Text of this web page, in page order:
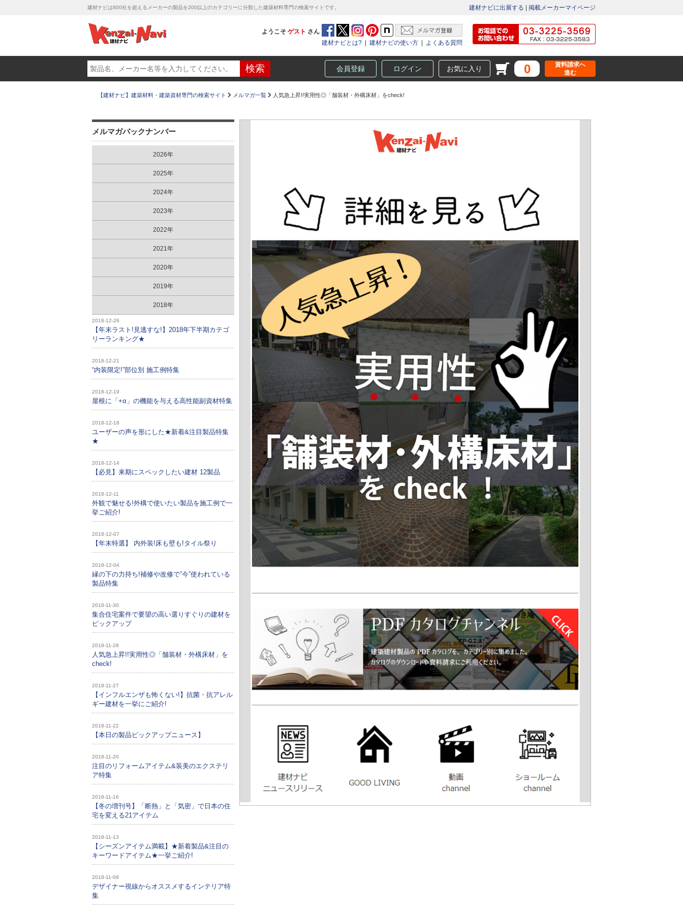
建材ナビは800社を超えるメーカーの製品を200以上のカテゴリーに分類した建築材料専門の検索サイトです。 建材ナビに出展する 掲載メーカーマイページ
ようこそ ゲスト さん
建材ナビとは?
建材ナビの使い方 よくある質問
会員登録 ログイン お気に入り 0
資料請求へ
進む
【建材ナビ】建築材料・建築資材専門の検索サイト メルマガ一覧 人気急上昇!!実用性◎「舗装材・外構床材」をcheck!
メルマガバックナンバー
2026年
2025年
2024年
2023年
2022年
2021年
2020年
2019年
2018年
2018-12-26
【年末ラスト!見逃すな!】2018年下半期カテゴ
リーランキング★
2018-12-21
“内装限定!”部位別 施工例特集
2018-12-19
屋根に「+α」の機能を与える高性能副資材特集
2018-12-18
ユーザーの声を形にした★新着&注目製品特集
★
2018-12-14
【必見】来期にスペックしたい建材 12製品
2018-12-11
外観で魅せる!外構で使いたい製品を施工例で一
挙ご紹介!
2018-12-07
【年末特選】 内外装!床も壁も!タイル祭り
2018-12-04
縁の下の力持ち!補修や改修で”今”使われている
製品特集
2018-11-30
集合住宅案件で要望の高い選りすぐりの建材を
ピックアップ
2018-11-28
人気急上昇!!実用性◎「舗装材・外構床材」を
check!
2018-11-27
【インフルエンザも怖くない!】抗菌・抗アレル
ギー建材を一挙にご紹介!
2018-11-22
【本日の製品ピックアップニュース】
2018-11-20
注目のリフォームアイテム&装美のエクステリ
ア特集
2018-11-16
【冬の増刊号】「断熱」と「気密」で日本の住
宅を変える21アイテム
2018-11-13
【シーズンアイテム満載】★新着製品&注目の
キーワードアイテム★一挙ご紹介!
2018-11-09
デザイナー視線からオススメするインテリア特
集